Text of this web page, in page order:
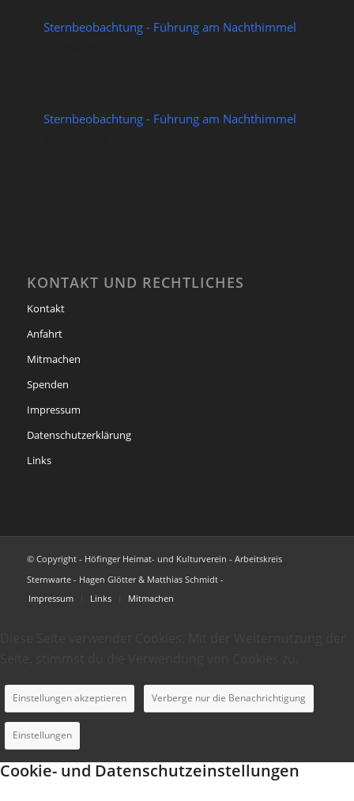
Sternbeobachtung - Führung am Nachthimmel
Sternbeobachtung - Führung am Nachthimmel
KONTAKT UND RECHTLICHES
Kontakt
Anfahrt
Mitmachen
Spenden
Impressum
Datenschutzerklärung
Links
© Copyright - Höfinger Heimat- und Kulturverein - Arbeitskreis
Sternwarte - Hagen Glötter & Matthias Schmidt -
Impressum
Links Mitmachen
Einstellungen akzeptieren Verberge nur die Benachrichtigung
Einstellungen
Cookie- und Datenschutzeinstellungen